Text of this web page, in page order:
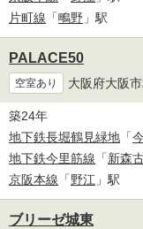
片町線 「鴫野 」駅
PALACE50
空室あり 大阪府大阪
築24年
地下鉄長堀鶴見緑地 「
地下鉄今里筋線 「新森
京阪本線 「野江 」駅
ブリーゼ城東